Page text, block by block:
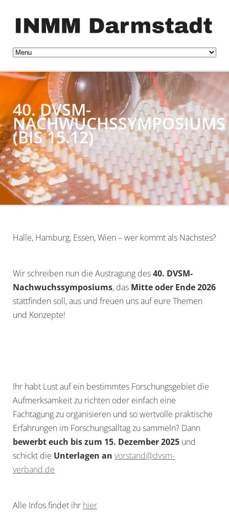
40. DVSM-
NACHWUCHSSYMPOSIUMS
(BIS 15.12)
Halle, Hamburg, Essen, Wien – wer kommt als Nächstes?
Wir schreiben nun die Austragung des40. DVSM-
Nachwuchssymposiums, das Mitte oder Ende 2026
stattfinden soll, aus und freuen uns auf eure Themen
und Konzepte!
Ihr habt Lust auf ein bestimmtes Forschungsgebiet die
Aufmerksamkeit zu richten oder einfach eine
Fachtagung zu organisieren und so wertvolle praktische
Erfahrungen im Forschungsalltag zu sammeln? Dann
bewerbt euch bis zum 15. Dezember 2025 und
schickt die Unterlagen an vorstand@dvsm-
verband.de
Alle Infos findet ihr hier